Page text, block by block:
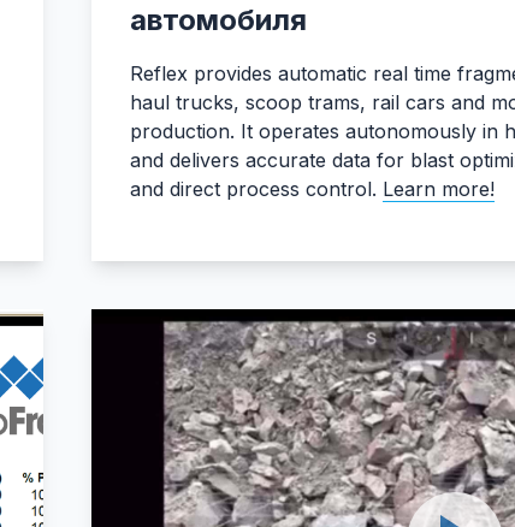
автомобиля
Reflex provides automatic real time
haul trucks, scoop trams, rail cars and
production. It operates autonomously in
and delivers accurate data for blast
and direct process control. Learn more!